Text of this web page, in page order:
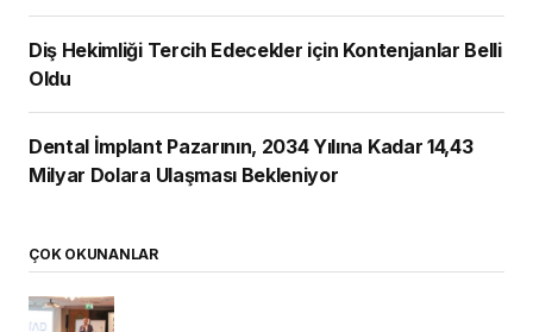
Diş Hekimliği Tercih Edecekler için Kontenjanlar Belli
Oldu
Dental İmplant Pazarının, 2034 Yılına Kadar 14,43
Milyar Dolara Ulaşması Bekleniyor
ÇOK OKUNANLAR